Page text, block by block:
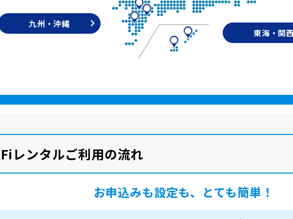
東海・関
九州・沖縄
レンタルご利用の流れ
お申込みも設定も、とても簡単！